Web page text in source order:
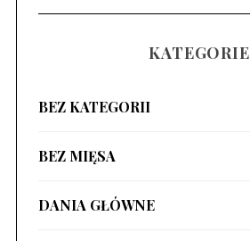
KATEGORIE
BEZ KATEGORII
BEZ MIĘSA
DANIA GŁÓWNE